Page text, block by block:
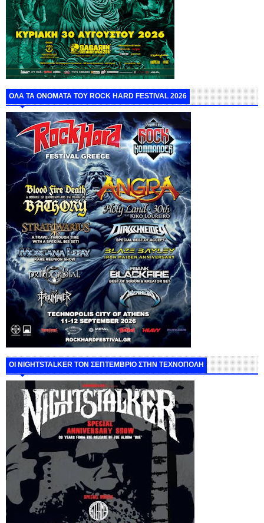
ΟΛΑ ΤΑ ΟΝΟΜΑΤΑ ΤΟΥ ROCK HARD FESTIVAL 2026
ΟΙ NIGHTSTALKER ΤΟΝ ΣΕΠΤΕΜΒΡΙΟ ΣΤΗΝ ΤΕΧΝΟΠΟΛΗ